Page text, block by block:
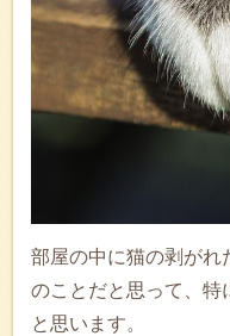
部屋の中に猫の剥がれ
のことだと思って、特
と思います。